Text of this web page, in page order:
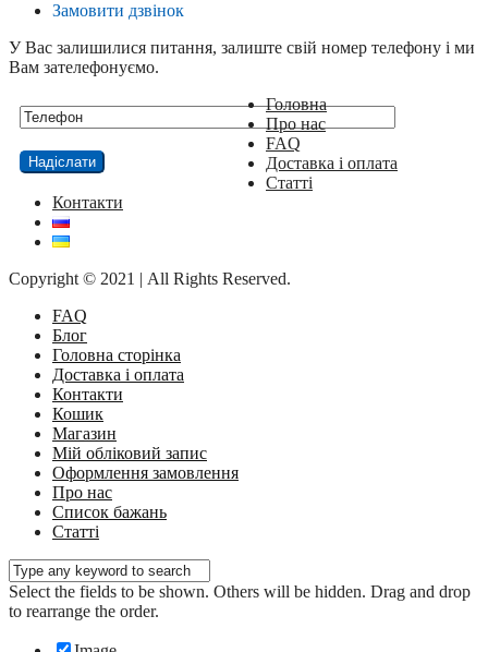
Замовити дзвінок
У Вас залишилися питання, залиште свій номер телефону і ми
Вам зателефонуємо.
Головна
Про нас
FAQ
Доставка і оплата
Статті
Контакти
Copyright © 2021 | All Rights Reserved.
FAQ
Блог
Головна сторінка
Доставка і оплата
Контакти
Кошик
Магазин
Мій обліковий запис
Оформлення замовлення
Про нас
Список бажань
Статті
Select the fields to be shown. Others will be hidden. Drag and drop
to rearrange the order.